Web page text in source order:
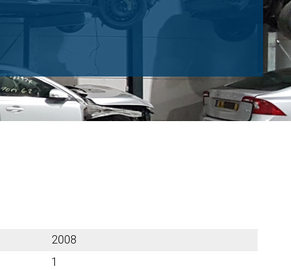
2008
1